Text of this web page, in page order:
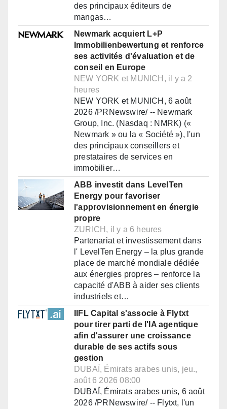
des principaux éditeurs de
mangas…
Newmark acquiert L+P
Immobilienbewertung et renforce
ses activités d'évaluation et de
conseil en Europe
NEW YORK et MUNICH, il y a 2
heures
NEW YORK et MUNICH, 6 août
2026 /PRNewswire/ -- Newmark
Group, Inc. (Nasdaq : NMRK) («
Newmark » ou la « Société »), l'un
des principaux conseillers et
prestataires de services en
immobilier…
ABB investit dans LevelTen
Energy pour favoriser
l'approvisionnement en énergie
propre
ZURICH, il y a 6 heures
Partenariat et investissement dans
l' LevelTen Energy – la plus grande
place de marché mondiale dédiée
aux énergies propres – renforce la
capacité d'ABB à aider ses clients
industriels et…
IIFL Capital s'associe à Flytxt
pour tirer parti de l'IA agentique
afin d'assurer une croissance
durable de ses actifs sous
gestion
DUBAÏ, Émirats arabes unis, jeu.,
août 6 2026 08:00
DUBAÏ, Émirats arabes unis, 6 août
2026 /PRNewswire/ -- Flytxt, l'un